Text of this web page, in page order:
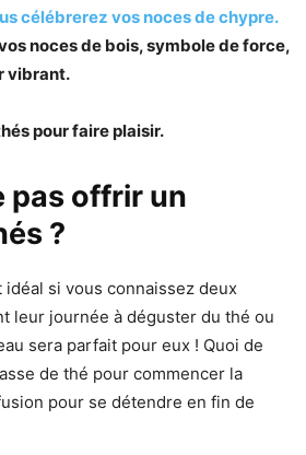
célébrerez vos noces de chypre.
noces de bois, symbole de force,
vibrant.
pour faire plaisir.
pas offrir un
?
idéal si vous connaissez deux
leur journée à déguster du thé ou
sera parfait pour eux ! Quoi de
de thé pour commencer la
pour se détendre en fin de